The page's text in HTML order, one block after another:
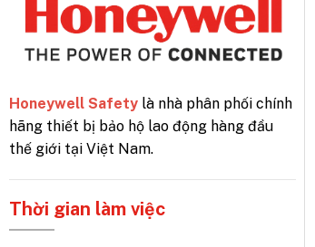
Honeywell Safety là nhà phân phối chính
hãng thiết bị bảo hộ lao động hàng đầu
thế giới tại Việt Nam.
Thời gian làm việc